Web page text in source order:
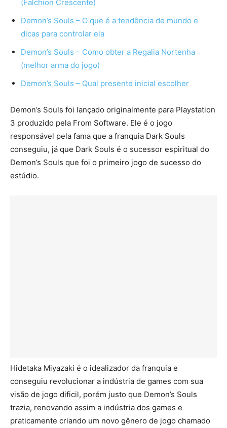
(Falchion Crescente)
Demon’s Souls – O que é a tendência de mundo e
dicas para controlar ela
Demon’s Souls – Como obter a Regalia Nortenha
(melhor arma do jogo)
Demon’s Souls – Qual presente inicial escolher
Demon’s Souls foi lançado originalmente para Playstation
3 produzido pela From Software. Ele é o jogo
responsável pela fama que a franquia Dark Souls
conseguiu, já que Dark Souls é o sucessor espiritual do
Demon’s Souls que foi o primeiro jogo de sucesso do
estúdio.
Hidetaka Miyazaki é o idealizador da franquia e
conseguiu revolucionar a indústria de games com sua
visão de jogo dificil, porém justo que Demon’s Souls
trazia, renovando assim a indústria dos games e
praticamente criando um novo gênero de jogo chamado